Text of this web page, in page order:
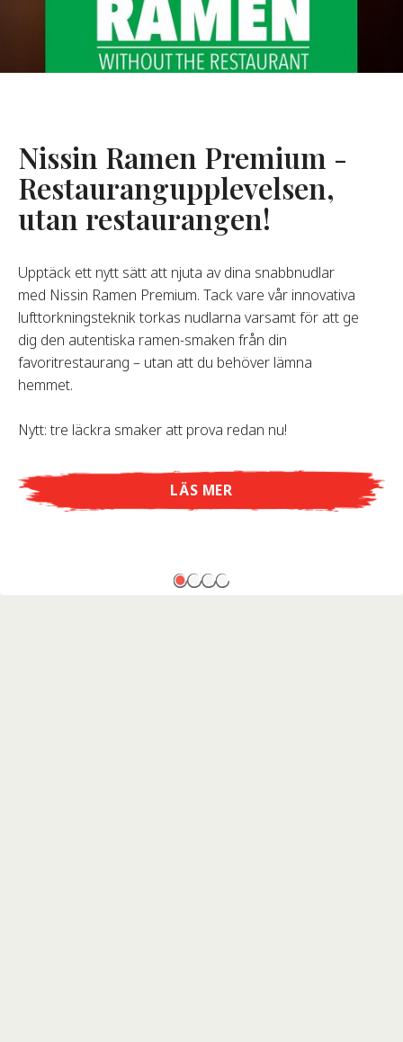
Vanliga
Nissin Ramen Premium -
Restaurangupplevelsen,
utan restaurangen!
Upptäck ett nytt sätt att njuta av dina snabbnudlar
med Nissin Ramen Premium. Tack vare vår innovativa
lufttorkningsteknik torkas nudlarna varsamt för att ge
dig den autentiska ramen-smaken från din
favoritrestaurang – utan att du behöver lämna
hemmet.
Nytt: tre läckra smaker att prova redan nu!
LÄS MER